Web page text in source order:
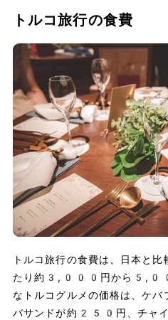
トルコ旅行の食費
トルコ旅行の食費は、日本と
たり約3,000円から5,000
なトルコグルメの価格は、
バサンドが約250円、チャ